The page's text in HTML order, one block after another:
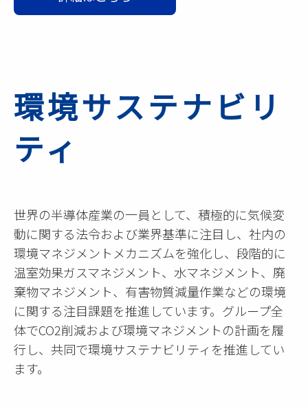
環境サステナビリ
ティ
世界の半導体産業の一員として、積極的に気候変
動に関する法令および業界基準に注目し、社内の
環境マネジメントメカニズムを強化し、段階的に
温室効果ガスマネジメント、水マネジメント、廃
棄物マネジメント、有害物質減量作業などの環境
に関する注目課題を推進しています。グループ全
体でCO2削減および環境マネジメントの計画を履
行し、共同で環境サステナビリティを推進してい
ます。